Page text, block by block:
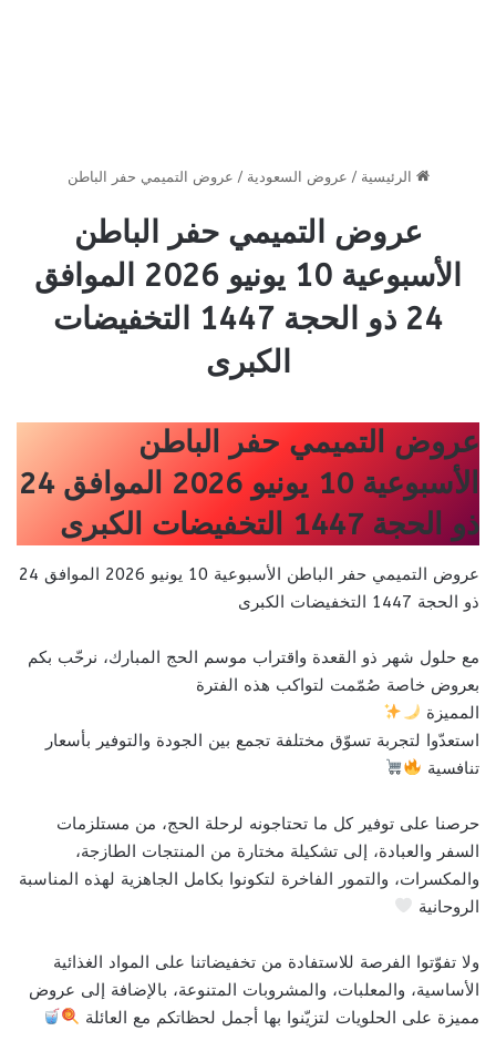
الرئيسية / عروض السعودية / عروض التميمي حفر الباطن
عروض التميمي حفر الباطن
الأسبوعية 10 يونيو 2026 الموافق
24 ذو الحجة 1447 التخفيضات
الكبرى
عروض التميمي حفر الباطن
الأسبوعية 10 يونيو 2026 الموافق 24
ذو الحجة 1447 التخفيضات الكبرى
عروض التميمي حفر الباطن الأسبوعية 10 يونيو 2026 الموافق 24
ذو الحجة 1447 التخفيضات الكبرى
مع حلول شهر ذو القعدة واقتراب موسم الحج المبارك، نرحّب بكم
بعروض خاصة صُمّمت لتواكب هذه الفترة
المميزة
استعدّوا لتجربة تسوّق مختلفة تجمع بين الجودة والتوفير بأسعار
تنافسية
حرصنا على توفير كل ما تحتاجونه لرحلة الحج، من مستلزمات
السفر والعبادة، إلى تشكيلة مختارة من المنتجات الطازجة،
والمكسرات، والتمور الفاخرة لتكونوا بكامل الجاهزية لهذه المناسبة
الروحانية
ولا تفوّتوا الفرصة للاستفادة من تخفيضاتنا على المواد الغذائية
الأساسية، والمعلبات، والمشروبات المتنوعة، بالإضافة إلى عروض
مميزة على الحلويات لتزيّنوا بها أجمل لحظاتكم مع العائلة